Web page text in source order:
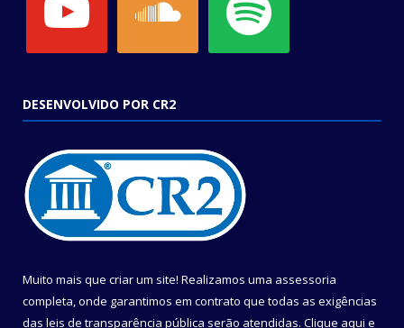
DESENVOLVIDO POR CR2
Muito mais que criar um site! Realizamos uma assessoria
completa, onde garantimos em contrato que todas as exigências
das leis de transparência pública serão atendidas. Clique aqui e